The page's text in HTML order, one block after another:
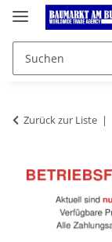
Zurück zur Liste